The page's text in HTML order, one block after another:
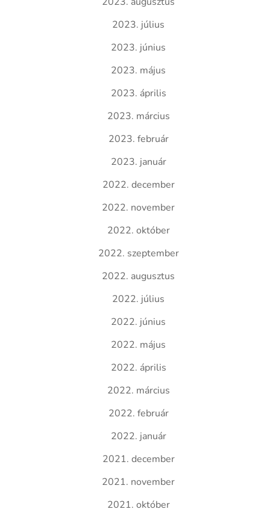
2023. július
2023. június
2023. május
2023. április
2023. március
2023. február
2023. január
2022. december
2022. november
2022. október
2022. szeptember
2022. augusztus
2022. július
2022. június
2022. május
2022. április
2022. március
2022. február
2022. január
2021. december
2021. november
2021. október